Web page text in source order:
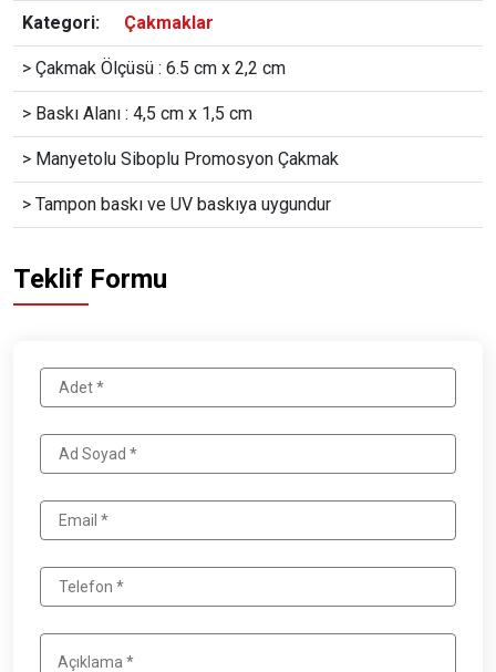
Kategori: Çakmaklar
> Çakmak Ölçüsü : 6.5 cm x 2,2 cm
> Baskı Alanı : 4,5 cm x 1,5 cm
> Manyetolu Siboplu Promosyon Çakmak
> Tampon baskı ve UV baskıya uygundur
Teklif Formu